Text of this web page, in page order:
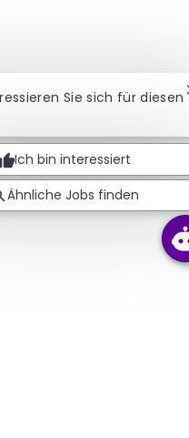
Sie sich für diesen
Ich bin interessiert
Ähnliche Jobs finden